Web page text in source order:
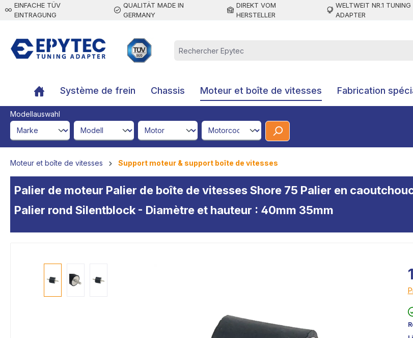
principal
EINFACHE TÜV
EINTRAGUNG
QUALITÄT MADE IN
GERMANY
DIREKT VOM
HERSTELLER
WELTWEIT NR.1 TUNING
ADAPTER
Système de frein Chassis Moteur et boîte de vitesses Fabrication
Modellauswahl
brandId
modelId engineId engineCodeId
Moteur et boîte de vitesses Support moteur & support boîte de vitesses
Palier de moteur Palier de boîte de vitesses Shore 75 Palier en
Palier rond Silentblock - Diamètre et hauteur : 40mm 35mm